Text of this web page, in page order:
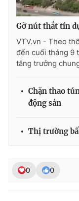
Gỡ nút thắt tín
VTV.vn - Theo
đến cuối tháng 9
tăng trưởng
Chặn thao
động sản
Thị trường
0 0